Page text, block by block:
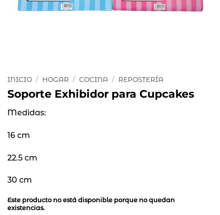
INICIO / HOGAR / COCINA / REPOSTERÍA
Soporte Exhibidor para Cupcakes
Medidas:
16 cm
22.5 cm
30 cm
Este producto no está disponible porque no quedan
existencias.